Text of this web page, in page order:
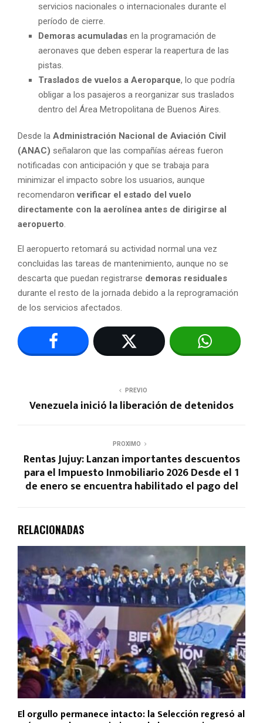
servicios nacionales o internacionales durante el
período de cierre.
Demoras acumuladas en la programación de
aeronaves que deben esperar la reapertura de las
pistas.
Traslados de vuelos a Aeroparque, lo que podría
obligar a los pasajeros a reorganizar sus traslados
dentro del Área Metropolitana de Buenos Aires.
Desde la Administración Nacional de Aviación Civil
(ANAC) señalaron que las compañías aéreas fueron
notificadas con anticipación y que se trabaja para
minimizar el impacto sobre los usuarios, aunque
recomendaronverificar el estado del vuelo
directamente con la aerolínea antes de dirigirse al
aeropuerto.
El aeropuerto retomará su actividad normal una vez
concluidas las tareas de mantenimiento, aunque no se
descarta que puedan registrarse demoras residuales
durante el resto de la jornada debido a la reprogramación
de los servicios afectados.
PREVIO
Venezuela inició la liberación de detenidos
PROXIMO
Rentas Jujuy: Lanzan importantes descuentos
para el Impuesto Inmobiliario 2026 Desde el 1
de enero se encuentra habilitado el pago del
RELACIONADAS
El orgullo permanece intacto: la Selección regresó al